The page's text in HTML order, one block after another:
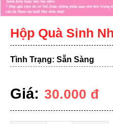
Hộp Quà Sinh
Tình Trạng: Sẵn Sàng
Giá: 30.000 đ